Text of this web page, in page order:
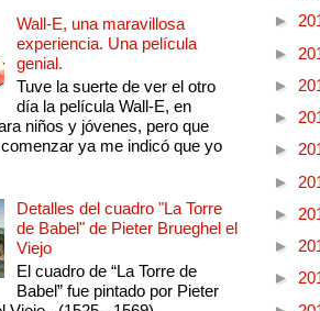
Wall-E, una maravillosa
experiencia. Una película
genial.
Tuve la suerte de ver el otro
día la película Wall-E, en
niños y jóvenes, pero que
ya me indicó que yo
Detalles del cuadro "La Torre
de Babel" de Pieter Brueghel el
Viejo
El cuadro de “La Torre de
Babel” fue pintado por Pieter
►
►
►
►
►
►
►
►
►